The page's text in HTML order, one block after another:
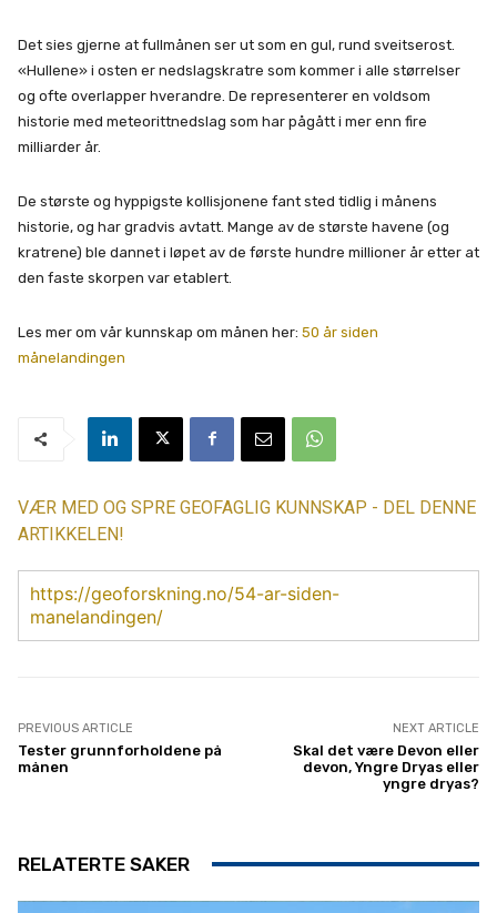
Det sies gjerne at fullmånen ser ut som en gul, rund sveitserost.
«Hullene» i osten er nedslagskratre som kommer i alle størrelser
og ofte overlapper hverandre. De representerer en voldsom
historie med meteorittnedslag som har pågått i mer enn fire
milliarder år.
De største og hyppigste kollisjonene fant sted tidlig i månens
historie, og har gradvis avtatt. Mange av de største havene (og
kratrene) ble dannet i løpet av de første hundre millioner år etter at
den faste skorpen var etablert.
Les mer om vår kunnskap om månen her: 50 år siden
månelandingen
VÆR MED OG SPRE GEOFAGLIG KUNNSKAP - DEL DENNE
ARTIKKELEN!
https://geoforskning.no/54-ar-siden-
manelandingen/
PREVIOUS ARTICLE
Tester grunnforholdene på
månen
NEXT ARTICLE
Skal det være Devon eller
devon, Yngre Dryas eller
yngre dryas?
RELATERTE SAKER